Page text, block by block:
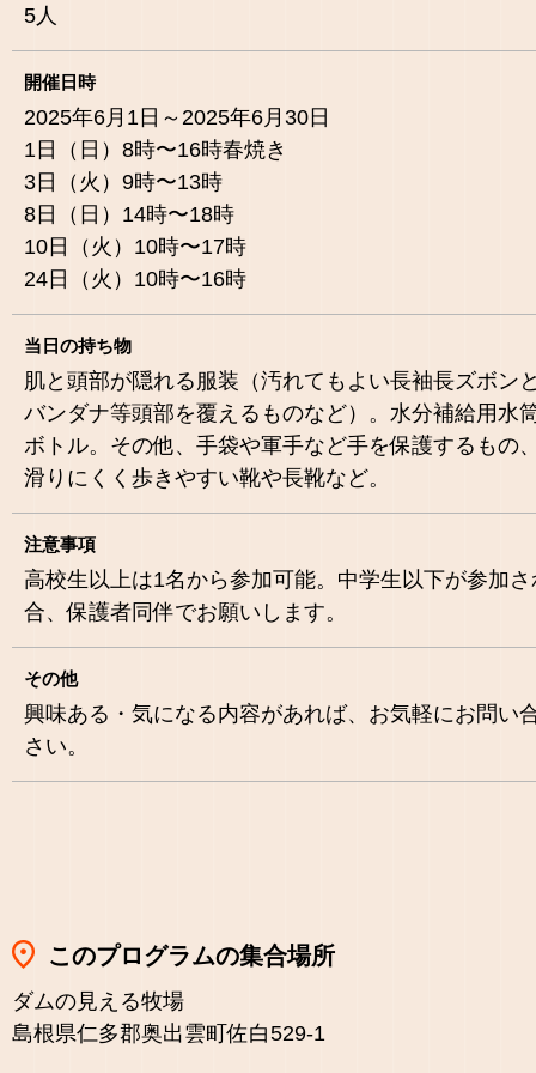
5 人
開催日時
2025年6月1日～2025年6月30日
1日（日）8時〜16時春焼き
3日（火）9時〜13時
8日（日）14時〜18時
10日（火）10時〜17時
24日（火）10時〜16時
当日の持ち物
肌と頭部が隠れる服装（汚れてもよい長袖長ズボン
バンダナ等頭部を覆えるものなど）。水分補給用水
ボトル。その他、手袋や軍手など手を保護するもの
滑りにくく歩きやすい靴や長靴など。
注意事項
高校生以上は1名から参加可能。中学生以下が参加
合、保護者同伴でお願いします。
その他
興味ある・気になる内容があれば、お気軽にお問い
さい。
このプログラムの集合場所
ダムの見える牧場
島根県仁多郡奥出雲町佐白529-1